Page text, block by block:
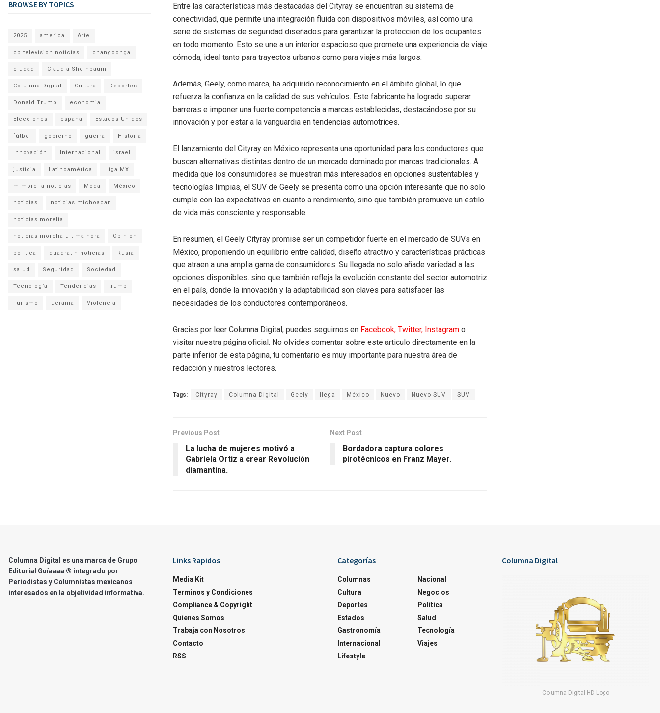
Entre las características más destacadas del Cityray se encuentran su sistema de
conectividad, que permite una integración fluida con dispositivos móviles, así como una
serie de sistemas de seguridad diseñados para garantizar la protección de los ocupantes
en todo momento. Esto se une a un interior espacioso que promete una experiencia de viaje
cómoda, ideal tanto para trayectos urbanos como para viajes más largos.
Además, Geely, como marca, ha adquirido reconocimiento en el ámbito global, lo que
refuerza la confianza en la calidad de sus vehículos. Este fabricante ha logrado superar
barreras e imponer una fuerte competencia a marcas establecidas, destacándose por su
innovación y por estar a la vanguardia en tendencias automotrices.
El lanzamiento del Cityray en México representa una oportunidad para los conductores que
buscan alternativas distintas dentro de un mercado dominado por marcas tradicionales. A
medida que los consumidores se muestran más interesados en opciones sustentables y
tecnologías limpias, el SUV de Geely se presenta como una opción interesante que no solo
cumple con las expectativas en cuanto a rendimiento, sino que también promueve un estilo
de vida más consciente y responsable.
En resumen, el Geely Cityray promise ser un competidor fuerte en el mercado de SUVs en
México, proponiendo un equilibrio entre calidad, diseño atractivo y características prácticas
que atraen a una amplia gama de consumidores. Su llegada no solo añade variedad a las
opciones disponibles, sino que también refleja la evolución constante del sector automotriz
en el país, donde la innovación y la adaptabilidad son claves para satisfacer las
necesidades de los conductores contemporáneos.
Gracias por leer Columna Digital, puedes seguirnos en Facebook, Twitter, Instagram o
visitar nuestra página oficial. No olvides comentar sobre este articulo directamente en la
parte inferior de esta página, tu comentario es muy importante para nuestra área de
redacción y nuestros lectores.
Tags: Cityray Columna Digital Geely llega México Nuevo Nuevo SUV SUV
Previous Post
La lucha de mujeres motivó a
Gabriela Ortiz a crear Revolución
diamantina.
Next Post
Bordadora captura colores
pirotécnicos en Franz Mayer.
BROWSE BY TOPICS
2025 america Arte
cb television noticias changoonga
ciudad Claudia Sheinbaum
Columna Digital Cultura Deportes
Donald Trump economia
Elecciones españa Estados Unidos
fútbol gobierno guerra Historia
Innovación Internacional israel
justicia Latinoamérica Liga MX
mimorelia noticias Moda México
noticias noticias michoacan
noticias morelia
noticias morelia ultima hora Opinion
politica quadratin noticias Rusia
salud Seguridad Sociedad
Tecnología Tendencias trump
Turismo ucrania Violencia
Columna Digital es una marca de Grupo
Editorial Guíaaaa ® integrado por
Periodistas y Columnistas mexicanos
interesados en la objetividad informativa.
Links Rapidos
Media Kit
Terminos y Condiciones
Compliance & Copyright
Quienes Somos
Trabaja con Nosotros
Contacto
RSS
Categorías
Columnas
Cultura
Deportes
Estados
Gastronomía
Internacional
Lifestyle
Nacional
Negocios
Política
Salud
Tecnología
Viajes
Columna Digital
Columna Digital HD Logo